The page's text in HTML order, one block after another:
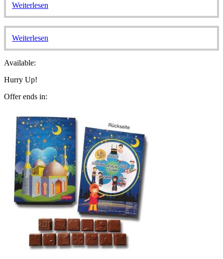
Weiterlesen
Weiterlesen
Available:
Hurry Up!
Offer ends in: